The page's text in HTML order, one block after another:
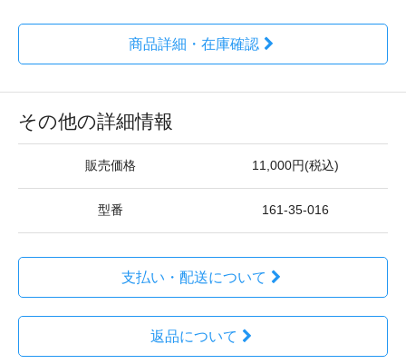
商品詳細・在庫確認
その他の詳細情報
販売価格 11,000円(税込)
型番 161-35-016
支払い・配送について
返品について